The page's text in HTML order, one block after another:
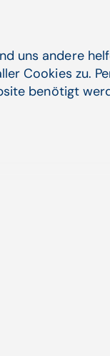
uns andere
Cookies zu.
benötigt